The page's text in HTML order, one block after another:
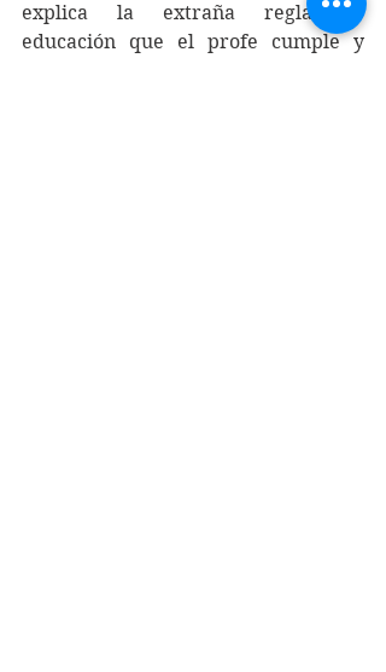
explica la extraña regla de
educación que el profe cumple y